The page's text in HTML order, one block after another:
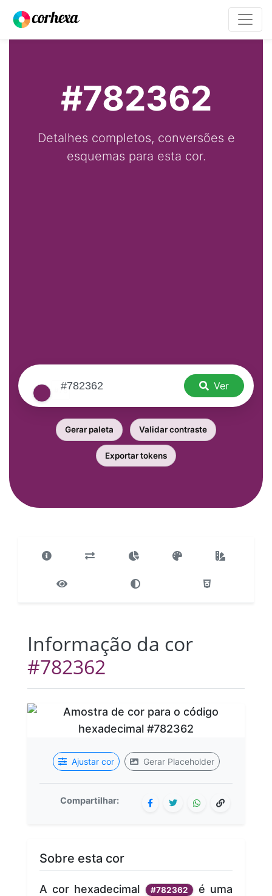
#782362
Detalhes completos, conversões e
esquemas para esta cor.
Ver
Gerar paleta Validar contraste
Exportar tokens
Informação da cor
#782362
Ajustar cor Gerar Placeholder
Compartilhar:
Sobre esta cor
A cor hexadecimal #782362
é uma